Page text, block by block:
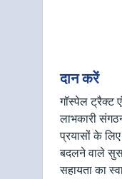
दान करें
गॉस्पेल ट्रैक्ट
लाभकारी
प्रयासों के
बदलने वाले
सहायता का